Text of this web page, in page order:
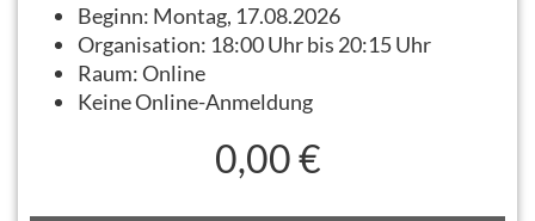
Beginn: Montag, 17.08.2026
Organisation: 18:00 Uhr bis 20:15 Uhr
Raum:Online
Keine Online-Anmeldung
0,00 €